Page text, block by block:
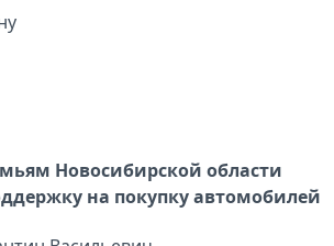
Новосибирской области
на покупку автомобилей